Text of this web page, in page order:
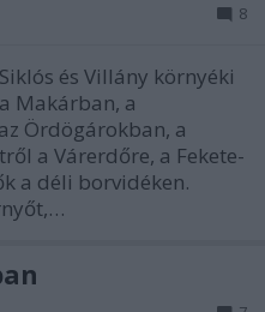
8
és Villány környéki
Makárban, a
Ördögárokban, a
a Várerdőre, a Fekete-
a déli borvidéken.